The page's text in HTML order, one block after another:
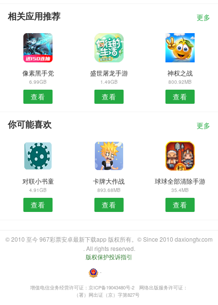
相关应用推荐 更多
像素黑手党
6.99GB
查看
盛世屠龙手游
1.49GB
查看
神权之战
800.92MB
查看
你可能喜欢 更多
对联小书童
4.91GB
查看
卡牌大作战
893.68MB
查看
球球全部清除手游
35.4MB
查看
© 2010 至今 967彩票安卓最新下载app 版权所有。© Since 2010 daxiongtv.com
. All rights reserved.
版权保护投诉指引
・
增值电信业务经营许可证：京ICP备19043480号-2
网络出版服务许可证：
（署）网出证（京）字第827号